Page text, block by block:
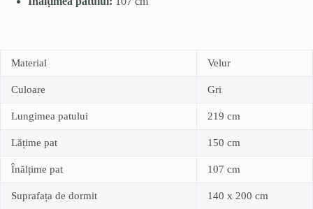
Material Velur
Culoare Gri
Lungimea patului 219 cm
Lățime pat 150 cm
Înălțime pat 107 cm
Suprafața de dormit 140 x 200 cm